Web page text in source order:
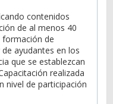
contenidos
de al menos 40
formación de
ayudantes en los
que se establezcan
realizada
nivel de participación